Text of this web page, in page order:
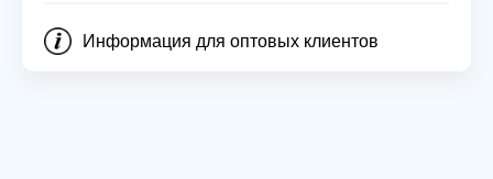
Информация для оптовых клиентов